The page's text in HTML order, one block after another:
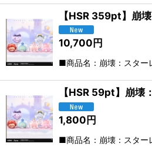
【HSR 359pt】崩
10,700 円
■商品名：崩壊：スタ
【HSR 59pt】崩
1,800 円
■商品名：崩壊：スタ